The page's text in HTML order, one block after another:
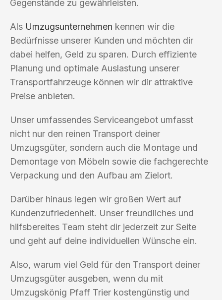
Gegenstände zu gewährleisten.
Als Umzugsunternehmen kennen wir die
Bedürfnisse unserer Kunden und möchten dir
dabei helfen, Geld zu sparen. Durch effiziente
Planung und optimale Auslastung unserer
Transportfahrzeuge können wir dir attraktive
Preise anbieten.
Unser umfassendes Serviceangebot umfasst
nicht nur den reinen Transport deiner
Umzugsgüter, sondern auch die Montage und
Demontage von Möbeln sowie die fachgerechte
Verpackung und den Aufbau am Zielort.
Darüber hinaus legen wir großen Wert auf
Kundenzufriedenheit. Unser freundliches und
hilfsbereites Team steht dir jederzeit zur Seite
und geht auf deine individuellen Wünsche ein.
Also, warum viel Geld für den Transport deiner
Umzugsgüter ausgeben, wenn du mit
Umzugskönig Pfaff Trier kostengünstig und